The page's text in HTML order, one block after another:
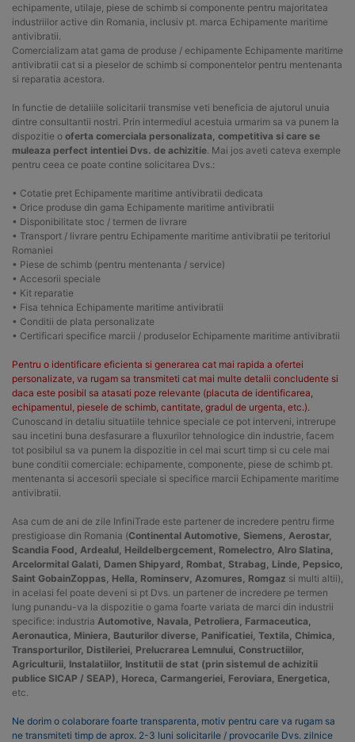
echipamente, utilaje, piese de schimb si componente pentru majoritatea
industriilor active din Romania, inclusiv pt. marca Echipamente maritime
antivibratii.
Comercializam atat gama de produse / echipamente Echipamente maritime
antivibratii cat si a pieselor de schimb si componentelor pentru mentenanta
si reparatia acestora.
In functie de detaliile solicitarii transmise veti beneficia de ajutorul unuia
dintre consultantii nostri. Prin intermediul acestuia urmarim sa va punem la
dispozitie o oferta comerciala personalizata, competitiva si care se
muleaza perfect intentiei Dvs. de achizitie . Mai jos aveti cateva exemple
pentru ceea ce poate contine solicitarea Dvs.:
• Cotatie pret Echipamente maritime antivibratii dedicata
• Orice produse din gama Echipamente maritime antivibratii
• Disponibilitate stoc / termen de livrare
• Transport / livrare pentru Echipamente maritime antivibratii pe teritoriul
Romaniei
• Piese de schimb (pentru mentenanta / service)
• Accesorii speciale
• Kit reparatie
• Fisa tehnica Echipamente maritime antivibratii
• Conditii de plata personalizate
• Certificari specifice marcii / produselor Echipamente maritime antivibratii
Pentru o identificare eficienta si generarea cat mai rapida a ofertei
personalizate, va rugam sa transmiteti cat mai multe detalii concludente si
daca este posibil sa atasati poze relevante (placuta de identificarea,
echipamentul, piesele de schimb, cantitate, gradul de urgenta, etc.).
Cunoscand in detaliu situatiile tehnice speciale ce pot interveni, intrerupe
sau incetini buna desfasurare a fluxurilor tehnologice din industrie, facem
tot posibilul sa va punem la dispozitie in cel mai scurt timp si cu cele mai
bune conditii comerciale: echipamente, componente, piese de schimb pt.
mentenanta si accesorii speciale si specifice marcii Echipamente maritime
antivibratii.
Asa cum de ani de zile InfiniTrade este partener de incredere pentru firme
prestigioase din Romania (Continental Automotive, Siemens, Aerostar,
Scandia Food, Ardealul, Heildelbergcement, Romelectro, Alro Slatina,
Arcelormital Galati, Damen Shipyard, Rombat, Strabag, Linde, Pepsico,
Saint GobainZoppas, Hella, Rominserv, Azomures, Romgaz si multi altii),
in acelasi fel poate deveni si pt Dvs. un partener de incredere pe termen
lung punandu-va la dispozitie o gama foarte variata de marci din industrii
specifice: industria Automotive, Navala, Petroliera, Farmaceutica,
Aeronautica, Miniera, Bauturilor diverse, Panificatiei, Textila, Chimica,
Transporturilor, Distileriei, Prelucrarea Lemnului, Constructiilor,
Agriculturii, Instalatiilor, Institutii de stat (prin sistemul de achizitii
publice SICAP / SEAP), Horeca, Carmangeriei, Feroviara, Energetica,
etc.
Ne dorim o colaborare foarte transparenta, motiv pentru care va rugam sa
ne transmiteti timp de aprox. 2-3 luni solicitarile / provocarile Dvs. zilnice